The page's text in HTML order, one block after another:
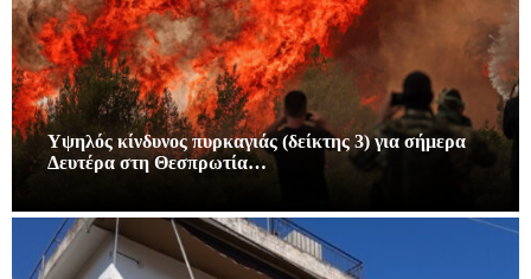
Υψηλός κίνδυνος πυρκαγιάς (δείκτης 3) για σήμερα
Δευτέρα στη Θεσπρωτία…